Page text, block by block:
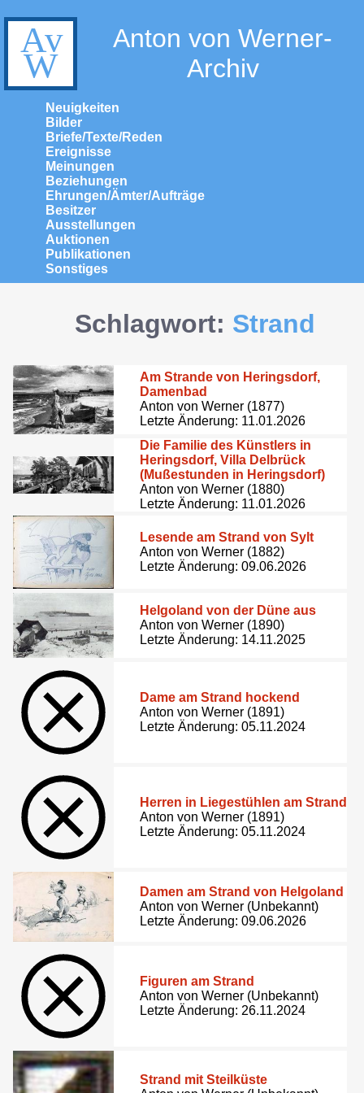
Anton von Werner-
Archiv
Neuigkeiten
Bilder
Briefe/Texte/Reden
Ereignisse
Meinungen
Beziehungen
Ehrungen/Ämter/Aufträge
Besitzer
Ausstellungen
Auktionen
Publikationen
Sonstiges
Schlagwort: Strand
Am Strande von Heringsdorf,
Damenbad
Anton von Werner (1877)
Letzte Änderung: 11.01.2026
Die Familie des Künstlers in
Heringsdorf, Villa Delbrück
(Mußestunden in Heringsdorf)
Anton von Werner (1880)
Letzte Änderung: 11.01.2026
Lesende am Strand von Sylt
Anton von Werner (1882)
Letzte Änderung: 09.06.2026
Helgoland von der Düne aus
Anton von Werner (1890)
Letzte Änderung: 14.11.2025
Dame am Strand hockend
Anton von Werner (1891)
Letzte Änderung: 05.11.2024
Herren in Liegestühlen am Strand
Anton von Werner (1891)
Letzte Änderung: 05.11.2024
Damen am Strand von Helgoland
Anton von Werner (Unbekannt)
Letzte Änderung: 09.06.2026
Figuren am Strand
Anton von Werner (Unbekannt)
Letzte Änderung: 26.11.2024
Strand mit Steilküste